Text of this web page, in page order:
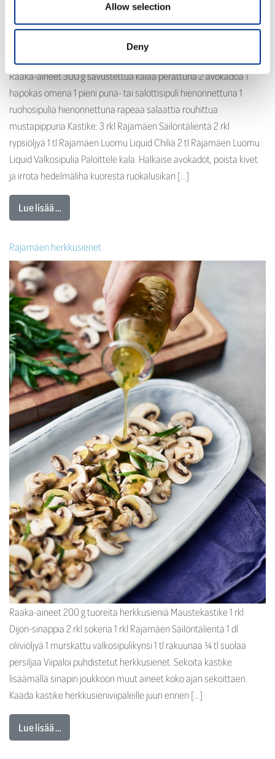
Allow selection
Deny
Raaka-aineet 300 g savustettua kalaa perattuna 2 avokadoa 1
hapokas omena 1 pieni puna- tai salottisipuli hienonnettuna 1
ruohosipulia hienonnettuna rapeaa salaattia rouhittua
mustapippuria Kastike: 3 rkl Rajamäen Säilöntälientä 2 rkl
rypsiöljyä 1 tl Rajamäen Luomu Liquid Chiliä 2 tl Rajamäen Luomu
Liquid Valkosipulia Paloittele kala. Halkaise avokadot, poista kivet
ja irrota hedelmäliha kuoresta ruokalusikan […]
Lue lisää …
Rajamäen herkkusienet
Raaka-aineet 200 g tuoreita herkkusieniä Maustekastike 1 rkl
Dijon-sinappia 2 rkl sokeria 1 rkl Rajamäen Säilöntälientä 1 dl
oliiviöljyä 1 murskattu valkosipulikynsi 1 tl rakuunaa ¼ tl suolaa
persiljaa Viipaloi puhdistetut herkkusienet. Sekoita kastike
lisäämällä sinapin joukkoon muut aineet koko ajan sekoittaen.
Kaada kastike herkkusieniviipaleille juuri ennen […]
Lue lisää …